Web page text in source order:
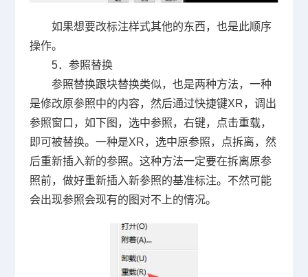
如果想要改标注样式其他的东西，也是此顺序
操作。
5．参照替换
参照替换跟块替换类似，也是两种方法，一种
是修改原参照中的内容，然后通过快捷键XR，调出
参照窗口，如下图，选中参照，右键，点击重载，
即可被替换。一种是XR，选中原参照，点拆离，然
后重新插入新的参照。这种方法一定要在拆离原参
照前，做好重新插入新参照的基准标注。不然可能
会出现参照会现有的图对不上的情况。